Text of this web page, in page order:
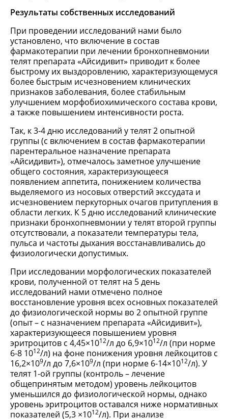
Результаты собственных исследований
При проведении исследований нами было
установлено, что включение в состав
фармакотерапии при лечении бронхопневмонии
телят препарата «Айсидивит» приводит к более
быстрому их выздоровлению, характеризующемуся
более быстрым исчезновением клинических
признаков заболевания, более стабильным
улучшением морфобиохимического состава крови,
а также повышением интенсивности роста.
Так, к 3-4 дню исследований у телят 2 опытной
группы (с включением в состав фармакотерапии
парентеральное назначение препарата
«Айсидивит»), отмечалось заметное улучшение
общего состояния, характеризующееся
появлением аппетита, понижением количества
выделяемого из носовых отверстий экссудата и
исчезновением перкуторных очагов притупления в
области легких. К 5 дню исследований клинические
признаки бронхопневмонии у телят второй группы
отсутствовали, а показатели температуры тела,
пульса и частоты дыхания восстанавливались до
физиологически допустимых.
При исследовании морфологических показателей
крови, полученной от телят на 5 день
исследований нами отмечено полное
восстановление уровня всех основных показателей
до физиологической нормы во 2 опытной группе
(опыт – с назначением препарата «Айсидивит»),
характеризующееся повышением уровня
эритроцитов с 4,45×1012/л до 6,9×1012/л (при норме
6-8 1012/л) на фоне понижения уровня лейкоцитов с
16,2×109/л до 7,6×109/л (при норме 6-14×1012/л). У
телят 1-ой группы (контроль – лечение
общепринятым методом) уровень лейкоцитов
уменьшился до физиологической нормы, однако
уровень эритроцитов оставался ниже нормативных
показателей (5,3 ×1012/л). При анализе